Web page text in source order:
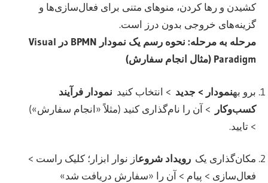
کشیدن و رها کردن، منوهای متنی برای فعال‌سازی‌ها و
گزینه‌های خروجی بدون درز است.
مرحله به مرحله: نحوه رسم یک نمودار BPMN در Visual
Paradigm (مثال انجام سفارش)
برو بهنمودار > جدید > انتخاب کنید نمودار فرآیند
کسب‌وکار
> آن را نام‌گذاری کنید (مثلاً «انجام سفارش»)
> تایید.
مکان‌گذاری یکرویداد شروعاز نوار ابزار؛ کلیک راست >
فعال‌سازی > پیام > آن را «سفارش دریافت شد»